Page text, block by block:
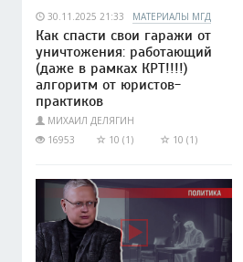
30.11.2025 21:33 МАТЕРИАЛЫ МГД
Как спасти свои гаражи от
уничтожения: работающий
(даже в рамках КРТ!!!!)
алгоритм от юристов-
практиков
МИХАИЛ ДЕЛЯГИН
16953
10 (1) 10 (1)